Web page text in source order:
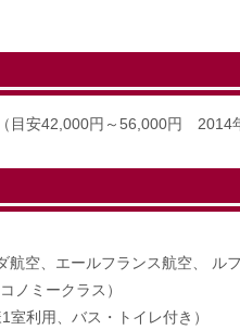
目安42,000円～56,000円 2014
航空、エールフランス航空、 ル
ノミークラス）
利用、バス・トイレ付き）